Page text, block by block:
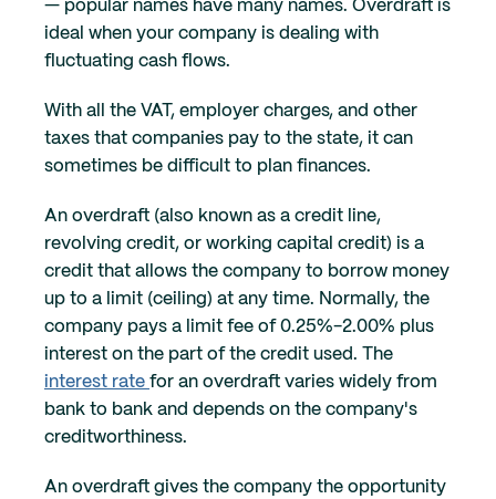
— popular names have many names. Overdraft is
ideal when your company is dealing with
fluctuating cash flows.
With all the VAT, employer charges, and other
taxes that companies pay to the state, it can
sometimes be difficult to plan finances.
An overdraft (also known as a credit line,
revolving credit, or working capital credit) is a
credit that allows the company to borrow money
up to a limit (ceiling) at any time. Normally, the
company pays a limit fee of 0.25%-2.00% plus
interest on the part of the credit used. The
interest rate for an overdraft varies widely from
bank to bank and depends on the company's
creditworthiness.
An overdraft gives the company the opportunity